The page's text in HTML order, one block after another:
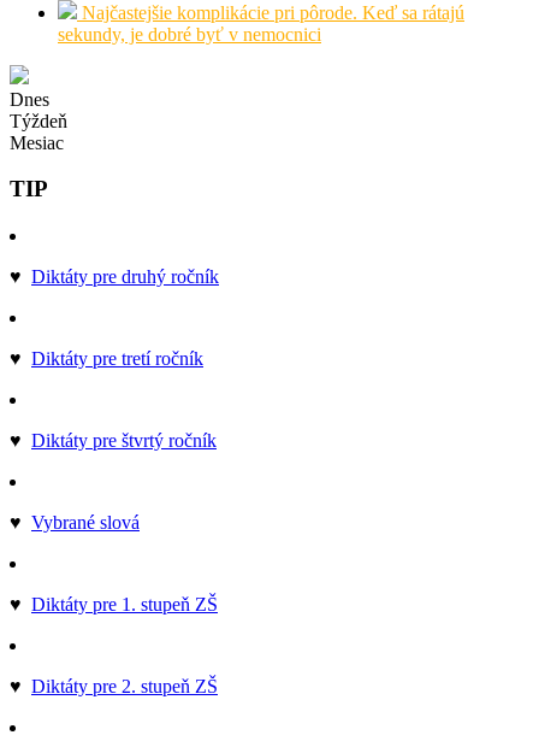
Najčastejšie komplikácie pri pôrode. Keď sa rátajú
sekundy, je dobré byť v nemocnici
Dnes
Týždeň
Mesiac
TIP
♥ Diktáty pre druhý ročník
♥ Diktáty pre tretí ročník
♥ Diktáty pre štvrtý ročník
♥ Vybrané slová
♥ Diktáty pre 1. stupeň ZŠ
♥ Diktáty pre 2. stupeň ZŠ